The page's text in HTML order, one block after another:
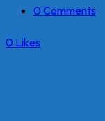
0 Comments
0 Likes